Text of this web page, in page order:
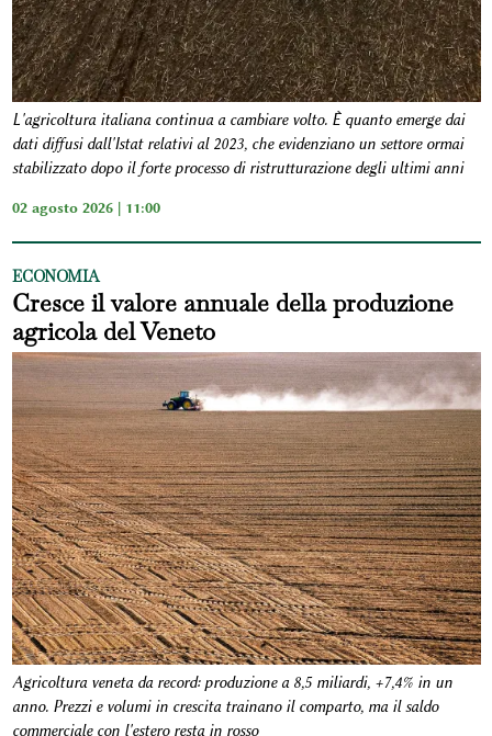
L'agricoltura italiana continua a cambiare volto. È quanto emerge dai
dati diffusi dall'Istat relativi al 2023, che evidenziano un settore ormai
stabilizzato dopo il forte processo di ristrutturazione degli ultimi anni
02 agosto 2026 | 11:00
ECONOMIA
Cresce il valore annuale della produzione
agricola del Veneto
Agricoltura veneta da record: produzione a 8,5 miliardi, +7,4% in un
anno. Prezzi e volumi in crescita trainano il comparto, ma il saldo
commerciale con l'estero resta in rosso